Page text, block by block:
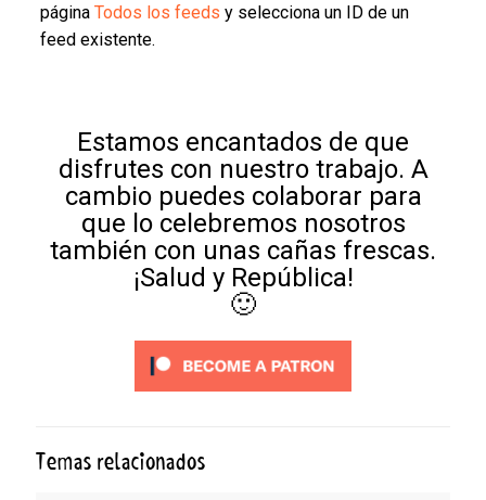
página Todos los feeds y selecciona un ID de un
feed existente.
Estamos encantados de que
disfrutes con nuestro trabajo. A
cambio puedes colaborar para
que lo celebremos nosotros
también con unas cañas frescas.
¡Salud y República!
🙂
Temas relacionados